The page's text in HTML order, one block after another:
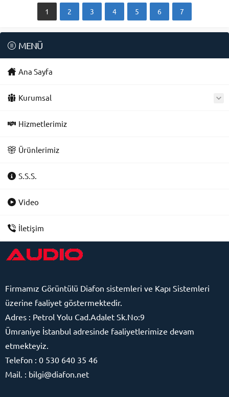
1 2 3 4 5 6 7
MENÜ
Ana Sayfa
Kurumsal
Hizmetlerimiz
Ürünlerimiz
S.S.S.
Video
İletişim
Firmamız Görüntülü Diafon sistemleri ve Kapı Sistemleri
üzerine faaliyet göstermektedir.
Adres : Petrol Yolu Cad.Adalet Sk.No:9
Ümraniye İstanbul adresinde faaliyetlerimize devam
etmekteyiz.
Telefon : 0 530 640 35 46
Mail. : bilgi@diafon.net
Audio Görüntülü Diafon